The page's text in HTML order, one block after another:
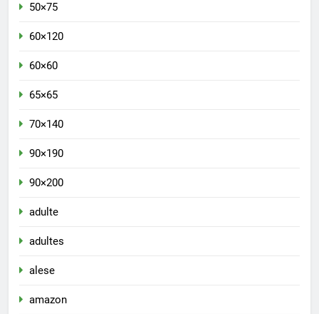
50×75
60×120
60×60
65×65
70×140
90×190
90×200
adulte
adultes
alese
amazon